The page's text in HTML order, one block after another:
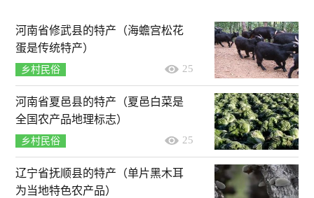
河南省修武县的特产（海蟾宫松花
蛋是传统特产）
乡村民俗 25
河南省夏邑县的特产（夏邑白菜是
全国农产品地理标志）
乡村民俗 25
辽宁省抚顺县的特产（单片黑木耳
为当地特色农产品）